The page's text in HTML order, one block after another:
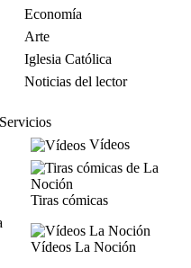
Economía
Arte
Iglesia Católica
Noticias del lector
Servicios
Vídeos
Tiras cómicas
Vídeos La Noción